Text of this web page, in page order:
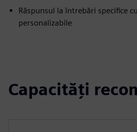
Răspunsul la întrebări specifice
personalizabile
Capacități